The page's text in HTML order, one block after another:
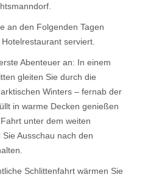
an den Folgenden Tagen
serviert.
Abenteuer an: In einem
gleiten Sie durch die
Winters – fernab der
in warme Decken genießen
unter dem weiten
Ausschau nach den
Schlittenfahrt wärmen Sie